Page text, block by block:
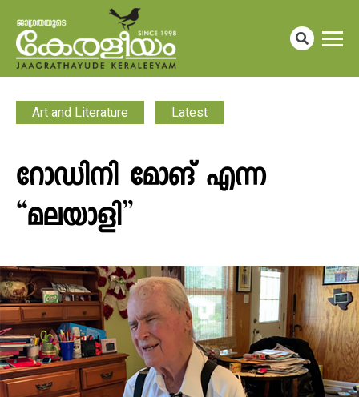
Art and Literature Latest
റോഡിനി മോങ് എന്ന
“മലയാളി”